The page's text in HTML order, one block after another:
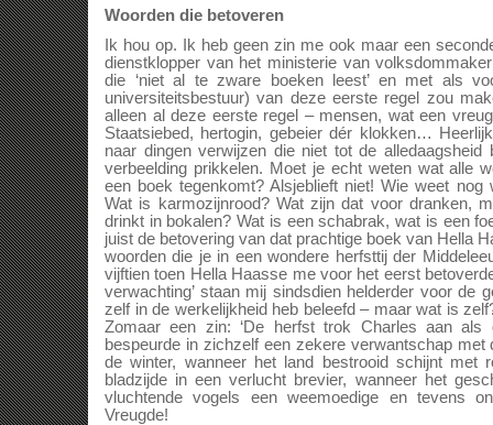
Woorden die betoveren
Ik hou op. Ik heb geen zin me ook maar een
dienstklopper van het ministerie van
die ‘niet al te zware boeken leest’ en met als
universiteitsbestuur) van deze eerste regel zou
alleen al deze eerste regel – mensen, wat een
Staatsiebed, hertogin, gebeier dér klokken…
naar dingen verwijzen die niet tot de alledaagsheid
verbeelding prikkelen. Moet je echt weten wat alle
een boek tegenkomt? Alsjeblieft niet! Wie weet
Wat is karmozijnrood? Wat zijn dat voor dranken,
drinkt in bokalen? Wat is een schabrak, wat is een
juist de betovering van dat prachtige boek van Hella
woorden die je in een wondere herfsttij der
vijftien toen Hella Haasse me voor het eerst
verwachting’ staan mij sindsdien helderder voor de
zelf in de werkelijkheid heb beleefd – maar wat is
Zomaar een zin: ‘De herfst trok Charles aan als
bespeurde in zichzelf een zekere verwantschap
de winter, wanneer het land bestrooid schijnt met
bladzijde in een verlucht brevier, wanneer het
vluchtende vogels een weemoedige en tevens
Vreugde!